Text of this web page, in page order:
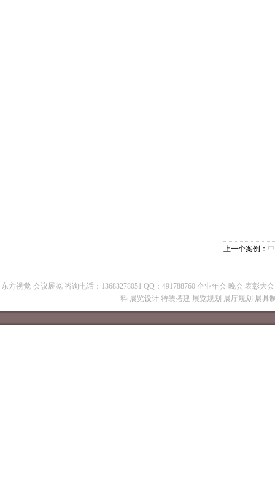
上一个案例：
东方视觉-会议展览 咨询电话：13683278051 QQ：491788760 企业年会 晚会 表彰
料 展览设计 特装搭建 展览规划 展厅规划 展具